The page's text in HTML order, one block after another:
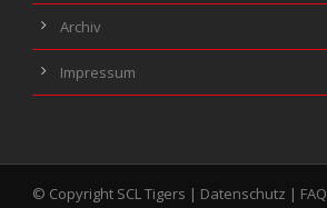
Archiv
Impressum
© Copyright SCL Tigers | Datenschutz | FAQ